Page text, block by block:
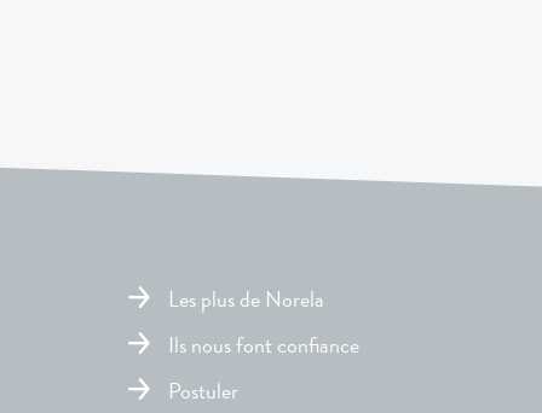
Les plus de Norela
Ils nous font confiance
Postuler